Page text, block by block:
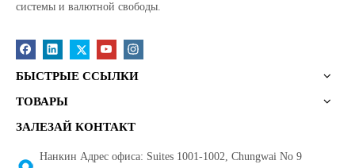
системы и валютной свободы.
БЫСТРЫЕ ССЫЛКИ
ТОВАРЫ
ЗАЛЕЗАЙ КОНТАКТ
Нанкин Адрес офиса: Suites 1001-1002, Chungwai No 9